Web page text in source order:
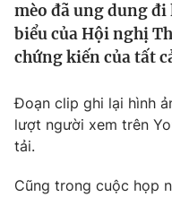
Thế giới
Tin tức
Câu chuyện quốc tế
Kinh tế
Tài chính
Thị trường
Góc doanh nghiệp
Dữ liệu và đời sống
mèo đã ung dung
biểu của Hội nghị
chứng kiến của tất
Đoạn clip ghi lại hình
lượt người xem trên
tải.
Cũng trong cuộc họp